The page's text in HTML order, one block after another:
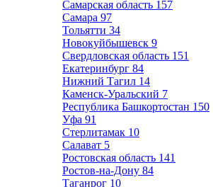
Самарская область 157
Самара 97
Тольятти 34
Новокуйбышевск 9
Свердловская область 151
Екатеринбург 84
Нижний Тагил 14
Каменск-Уральский 7
Республика Башкортостан 150
Уфа 91
Стерлитамак 10
Салават 5
Ростовская область 141
Ростов-на-Дону 84
Таганрог 10